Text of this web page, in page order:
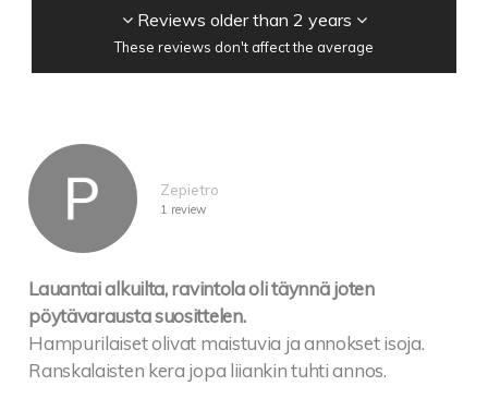
Reviews older than 2 years
These reviews don't affect the average
Zepietro
1 review
Lauantai alkuilta, ravintola oli täynnä joten
pöytävarausta suosittelen.
Hampurilaiset olivat maistuvia ja annokset isoja.
Ranskalaisten kera jopa liiankin tuhti annos.